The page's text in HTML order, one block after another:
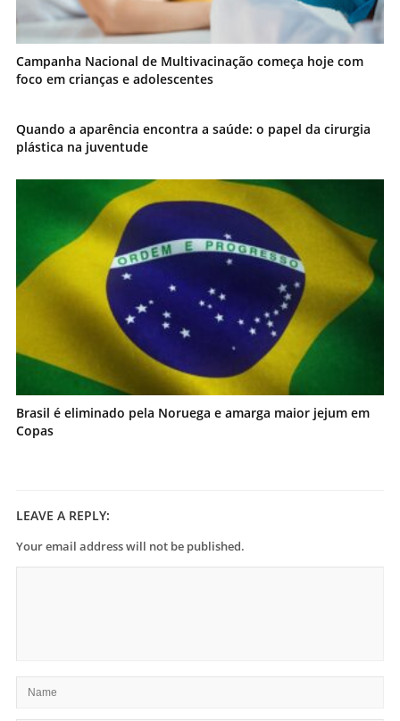
Campanha Nacional de Multivacinação começa hoje com
foco em crianças e adolescentes
Quando a aparência encontra a saúde: o papel da cirurgia
plástica na juventude
Brasil é eliminado pela Noruega e amarga maior jejum em
Copas
LEAVE A REPLY:
Your email address will not be published.